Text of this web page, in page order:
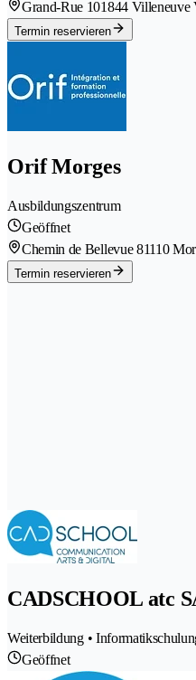
Grand-Rue 101844 Villeneuve
Termin reservieren
Orif Morges
Ausbildungszentrum
Geöffnet
Chemin de Bellevue 81110
Termin reservieren
CADSCHOOL atc
Weiterbildung •
Geöffnet